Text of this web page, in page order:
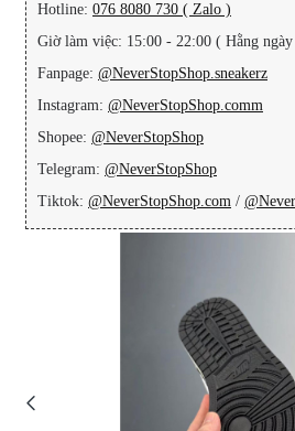
Hotline: 076 8080 730 ( Zalo )
Giờ làm việc: 15:00 - 22:00 ( Hằng
Fanpage: @NeverStopShop.sneakerz
Instagram: @NeverStopShop.comm
Shopee: @NeverStopShop
Telegram: @NeverStopShop
Tiktok: @NeverStopShop.com /